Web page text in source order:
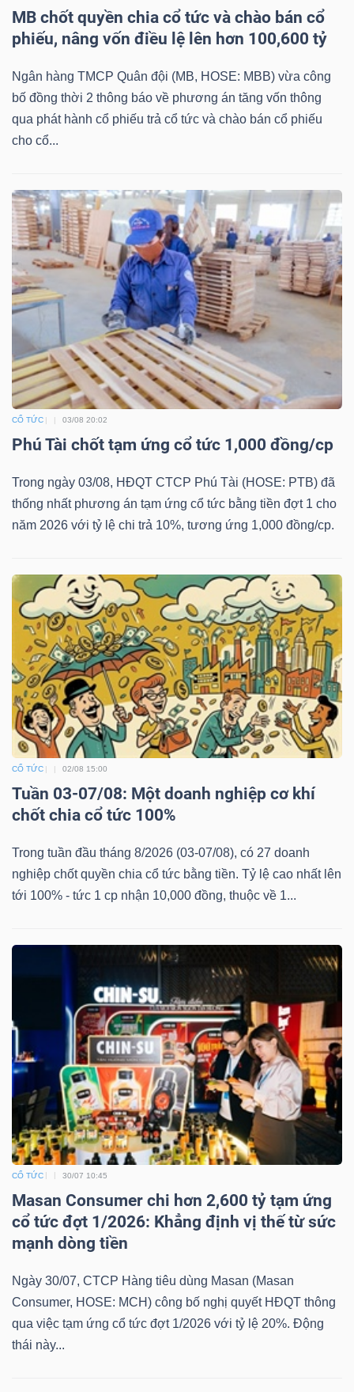
MB chốt quyền chia cổ tức và chào bán cổ
phiếu, nâng vốn điều lệ lên hơn 100,600 tỷ
Ngân hàng TMCP Quân đội (MB, HOSE: MBB) vừa công
bố đồng thời 2 thông báo về phương án tăng vốn thông
qua phát hành cổ phiếu trả cổ tức và chào bán cổ phiếu
cho cổ...
CỔ TỨC 03/08 20:02
Phú Tài chốt tạm ứng cổ tức 1,000 đồng/cp
Trong ngày 03/08, HĐQT CTCP Phú Tài (HOSE: PTB) đã
thống nhất phương án tạm ứng cổ tức bằng tiền đợt 1 cho
năm 2026 với tỷ lệ chi trả 10%, tương ứng 1,000 đồng/cp.
CỔ TỨC 02/08 15:00
Tuần 03-07/08: Một doanh nghiệp cơ khí
chốt chia cổ tức 100%
Trong tuần đầu tháng 8/2026 (03-07/08), có 27 doanh
nghiệp chốt quyền chia cổ tức bằng tiền. Tỷ lệ cao nhất lên
tới 100% - tức 1 cp nhận 10,000 đồng, thuộc về 1...
CỔ TỨC 30/07 10:45
Masan Consumer chi hơn 2,600 tỷ tạm ứng
cổ tức đợt 1/2026: Khẳng định vị thế từ sức
mạnh dòng tiền
Ngày 30/07, CTCP Hàng tiêu dùng Masan (Masan
Consumer, HOSE: MCH) công bố nghị quyết HĐQT thông
qua việc tạm ứng cổ tức đợt 1/2026 với tỷ lệ 20%. Động
thái này...
viết
của
tác
giả
(-)
cáo
phân
tích
(-)
Thuật
(-)
Dịch
vụ
(-)
Đào
tạo
Sách
tài
chính
cụ
đầu
Truyền
Dữ
liệu
tài
chính